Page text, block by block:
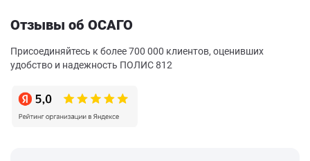
Отзывы об ОСАГО
Присоединяйтесь к более 700 000 клиентов, оценивших
удобство и надежность ПОЛИС 812